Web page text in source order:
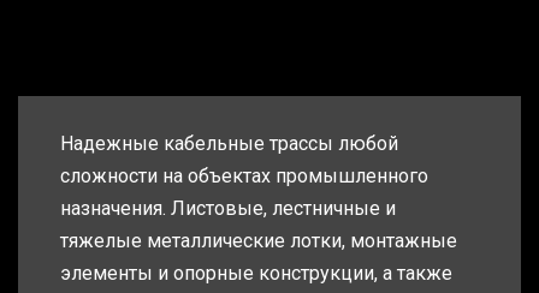
Надежные кабельные трассы любой
сложности на объектах промышленного
назначения. Листовые, лестничные и
тяжелые металлические лотки, монтажные
элементы и опорные конструкции, а также